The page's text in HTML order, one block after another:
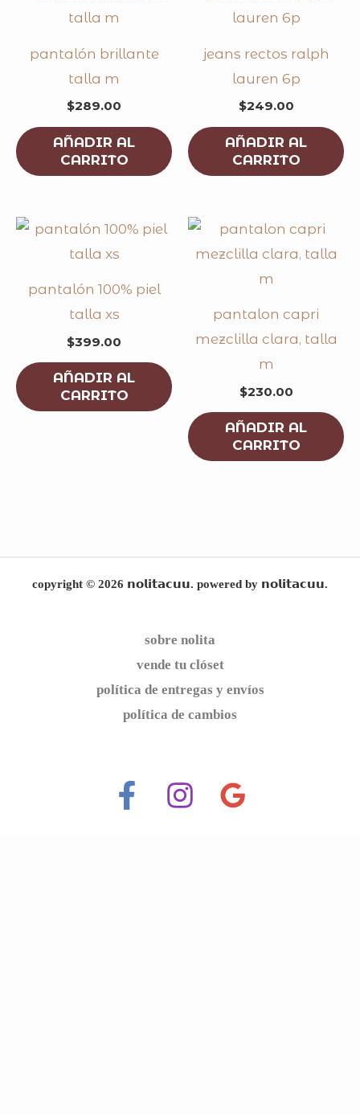
pantalón brillante
talla m
$289.00
AÑADIR AL
CARRITO
jeans rectos ralph
lauren 6p
$249.00
AÑADIR AL
CARRITO
pantalón 100% piel
talla xs
$399.00
AÑADIR AL
CARRITO
pantalon capri
mezclilla clara, talla
m
$230.00
AÑADIR AL
CARRITO
copyright © 2026 𝗻𝗼𝗹𝗶𝘁𝗮𝗰𝘂𝘂. powered by 𝗻𝗼𝗹𝗶𝘁𝗮𝗰𝘂𝘂.
sobre nolita
vende tu clóset
política de entregas y envíos
política de cambios